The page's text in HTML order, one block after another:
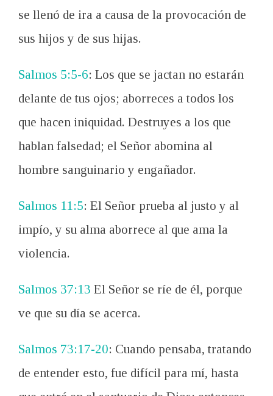
se llenó de ira a causa de la provocación de
sus hijos y de sus hijas.
Salmos 5:5-6: Los que se jactan no estarán
delante de tus ojos; aborreces a todos los
que hacen iniquidad. Destruyes a los que
hablan falsedad; el Señor abomina al
hombre sanguinario y engañador.
Salmos 11:5: El Señor prueba al justo y al
impío, y su alma aborrece al que ama la
violencia.
Salmos 37:13 El Señor se ríe de él, porque
ve que su día se acerca.
Salmos 73:17-20: Cuando pensaba, tratando
de entender esto, fue difícil para mí, hasta